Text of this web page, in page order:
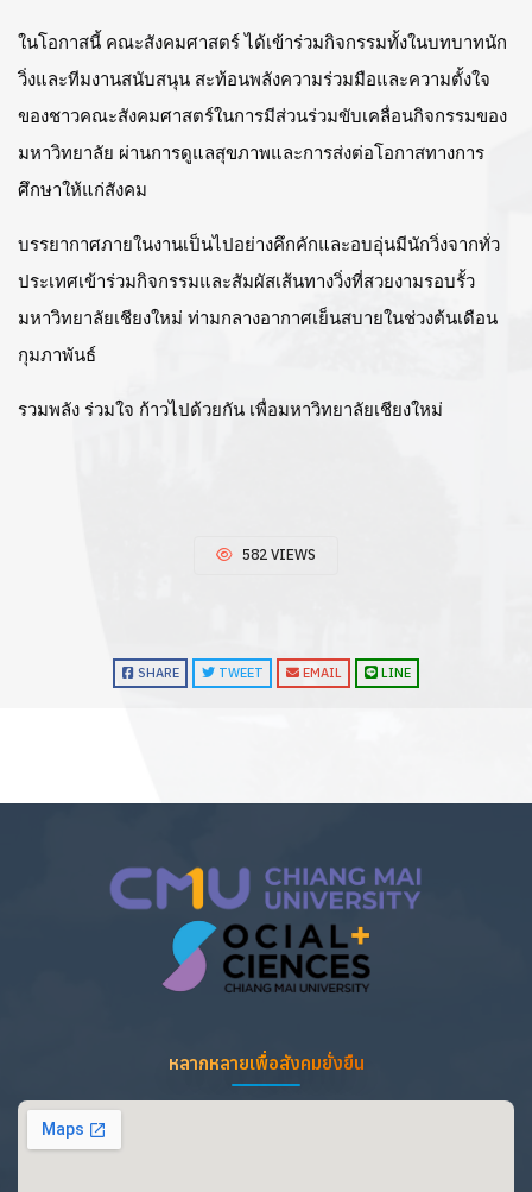
ในโอกาสนี้ คณะสังคมศาสตร์ ได้เข้าร่วมกิจกรรมทั้งในบทบาทนัก
วิ่งและทีมงานสนับสนุน สะท้อนพลังความร่วมมือและความตั้งใจ
ของชาวคณะสังคมศาสตร์ในการมีส่วนร่วมขับเคลื่อนกิจกรรมของ
มหาวิทยาลัย ผ่านการดูแลสุขภาพและการส่งต่อโอกาสทางการ
ศึกษาให้แก่สังคม
บรรยากาศภายในงานเป็นไปอย่างคึกคักและอบอุ่นมีนักวิ่งจากทั่ว
ประเทศเข้าร่วมกิจกรรมและสัมผัสเส้นทางวิ่งที่สวยงามรอบรั้ว
มหาวิทยาลัยเชียงใหม่ ท่ามกลางอากาศเย็นสบายในช่วงต้นเดือน
กุมภาพันธ์
รวมพลัง ร่วมใจ ก้าวไปด้วยกัน เพื่อมหาวิทยาลัยเชียงใหม่
582 VIEWS
SHARE TWEET EMAIL LINE
หลากหลายเพื่อสังคมยั่งยืน